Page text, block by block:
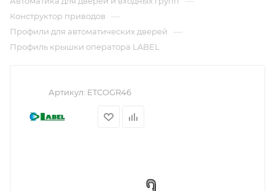
Конструктор приводов —
Профили для автоматических дверей —
Профиль крышки оператора LABEL
Артикул: ETCOGR46